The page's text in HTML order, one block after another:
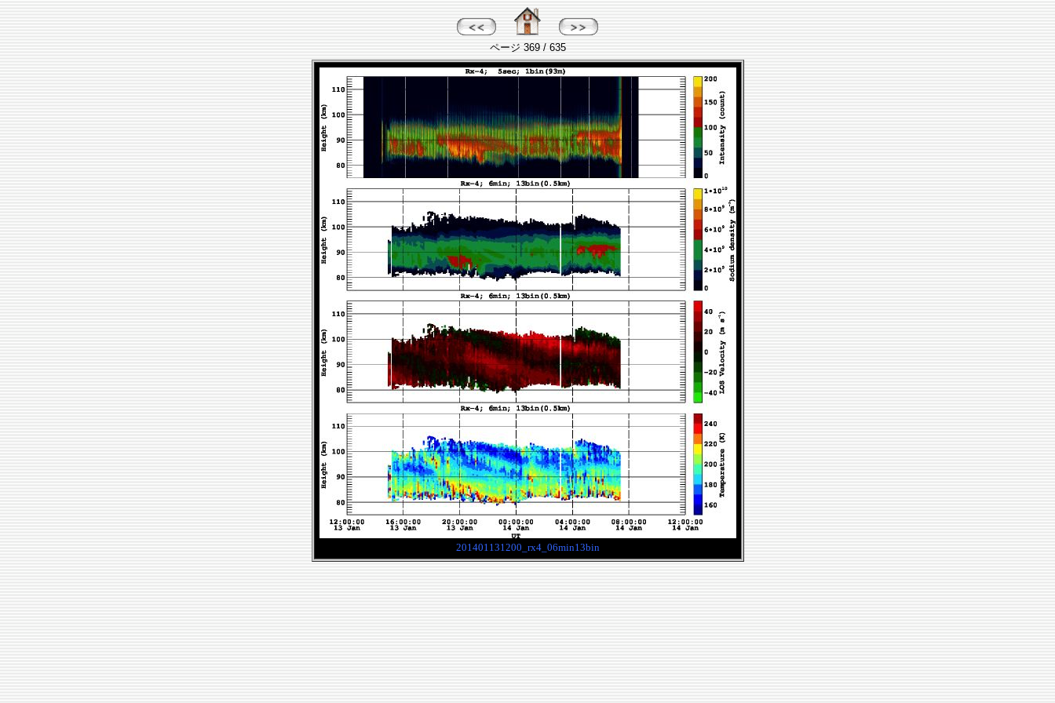
ページ 369 / 635
201401131200_rx4_06min13bin